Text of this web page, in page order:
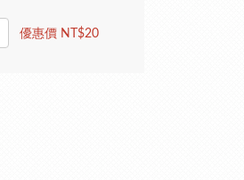
優惠價 NT$20